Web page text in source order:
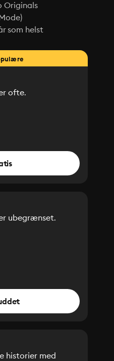
Originals
som helst
ofte.
ubegrænset.
historier med